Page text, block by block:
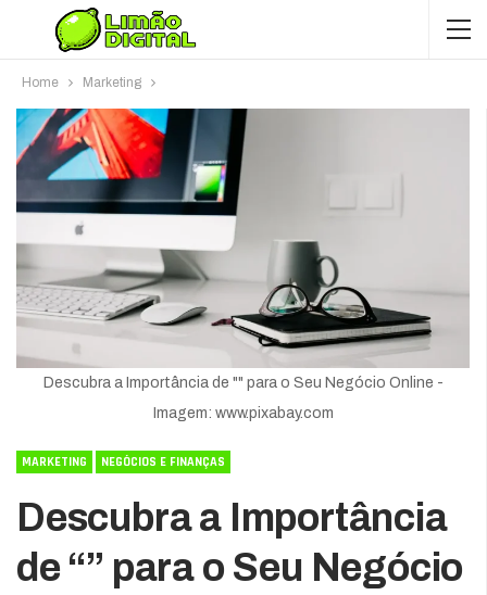
Home Marketing
Descubra a Importância de "" para o Seu Negócio Online -
Imagem: www.pixabay.com
MARKETING NEGÓCIOS E FINANÇAS
Descubra a Importância
de “” para o Seu Negócio